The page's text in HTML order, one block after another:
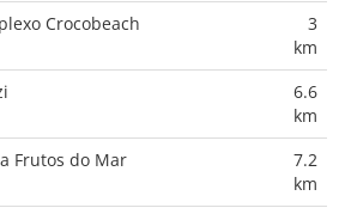
Crocobeach
3
km
6.6
km
Frutos do Mar
7.2
km